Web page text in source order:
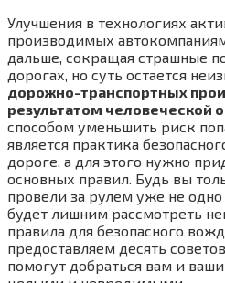
Улучшения в технологиях
производимых
дальше, сокращая страшные
дорогах, но суть остается
дорожно-транспортных
результатом человеческой
способом уменьшить риск
является практика
дороге, а для этого нужно
основных правил. Будь вы
провели за рулем уже не одно
будет лишним рассмотреть
правила для безопасного
предоставляем десять
помогут добраться вам и